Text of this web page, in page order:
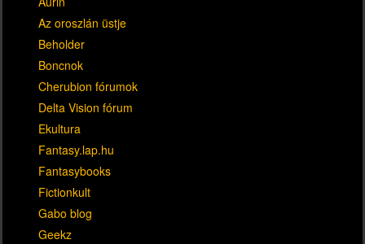
Az oroszlán üstje
Beholder
Boncnok
Cherubion fórumok
Delta Vision fórum
Ekultura
Fantasy.lap.hu
Fantasybooks
Fictionkult
Gabo blog
Geekz